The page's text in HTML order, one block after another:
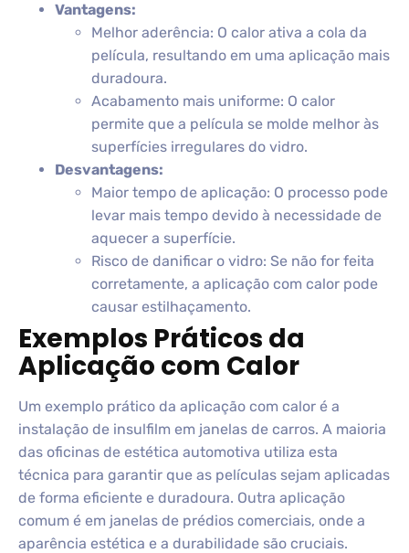
Vantagens:
Melhor aderência: O calor ativa a cola da
película, resultando em uma aplicação mais
duradoura.
Acabamento mais uniforme: O calor
permite que a película se molde melhor às
superfícies irregulares do vidro.
Desvantagens:
Maior tempo de aplicação: O processo pode
levar mais tempo devido à necessidade de
aquecer a superfície.
Risco de danificar o vidro: Se não for feita
corretamente, a aplicação com calor pode
causar estilhaçamento.
Exemplos Práticos da
Aplicação com Calor
Um exemplo prático da aplicação com calor é a
instalação de insulfilm em janelas de carros. A maioria
das oficinas de estética automotiva utiliza esta
técnica para garantir que as películas sejam aplicadas
de forma eficiente e duradoura. Outra aplicação
comum é em janelas de prédios comerciais, onde a
aparência estética e a durabilidade são cruciais.